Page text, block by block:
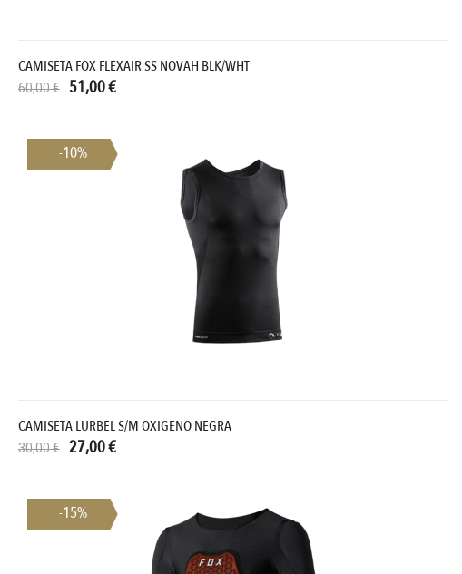
CAMISETA FOX FLEXAIR SS NOVAH BLK/WHT
60,00 € 51,00 €
-10%
CAMISETA LURBEL S/M OXIGENO NEGRA
30,00 € 27,00 €
-15%